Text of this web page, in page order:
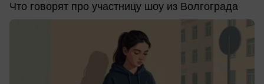
Что говорят про участницу шоу из Волгограда